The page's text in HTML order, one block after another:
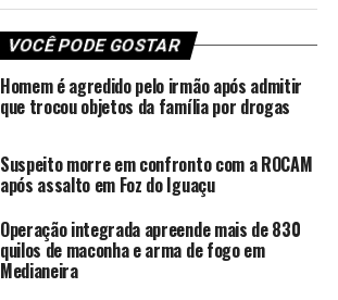
VOCÊ PODE GOSTAR
Homem é agredido pelo irmão após admitir
que trocou objetos da família por drogas
Suspeito morre em confronto com a ROCAM
após assalto em Foz do Iguaçu
Operação integrada apreende mais de 830
quilos de maconha e arma de fogo em
Medianeira